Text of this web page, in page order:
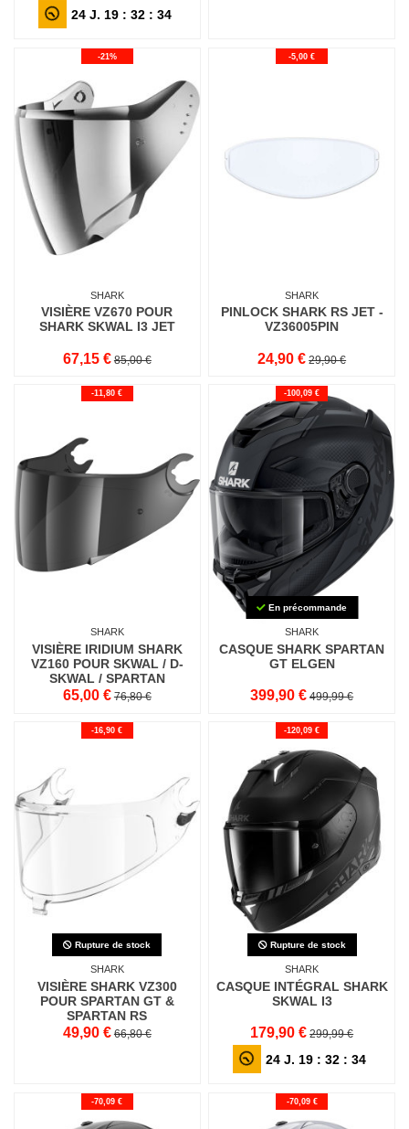
24 J. 19 :32 :32
-21%
SHARK
VISIÈRE VZ670 POUR
SHARK SKWAL I3 JET
67,15 € 85,00 €
-5,00 €
SHARK
PINLOCK SHARK RS JET -
VZ36005PIN
24,90 € 29,90 €
-11,80 €
SHARK
VISIÈRE IRIDIUM SHARK
VZ160 POUR SKWAL / D-
SKWAL / SPARTAN
65,00 € 76,80 €
-100,09 €
En précommande
SHARK
CASQUE SHARK SPARTAN
GT ELGEN
399,90 € 499,99 €
-16,90 €
Rupture de stock
SHARK
VISIÈRE SHARK VZ300
POUR SPARTAN GT &
SPARTAN RS
49,90 € 66,80 €
-120,09 €
Rupture de stock
SHARK
CASQUE INTÉGRAL SHARK
SKWAL I3
179,90 € 299,99 €
24 J. 19 :32 :32
-70,09 € -70,09 €